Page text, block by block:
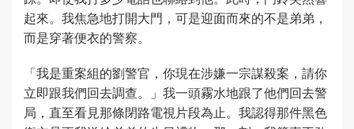
起來。我焦急地打開大門，可是迎面而來的不是弟弟，
而是穿著便衣的警察。
「我是重案組的劉警官，你現在涉嫌一宗謀殺案，請你
立即跟我們回去調查。」我一頭霧水地跟了他們回去警
局，直至看見那條閉路電視片段為止。我認得那件黑色